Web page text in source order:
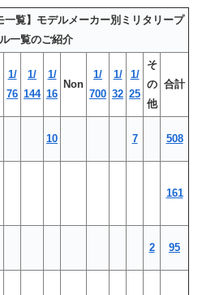
一覧】モデルメーカー別ミリタリープ
一覧のご紹介
1/
76
1/
144
1/
16
Non
1/
700
1/
32
1/
25
そ
の
他
合計
10 7 508
161
2 95